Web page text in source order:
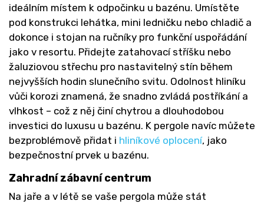
ideálním místem k odpočinku u bazénu. Umístěte
pod konstrukci lehátka, mini ledničku nebo chladič a
dokonce i stojan na ručníky pro funkční uspořádání
jako v resortu. Přidejte zatahovací stříšku nebo
žaluziovou střechu pro nastavitelný stín během
nejvyšších hodin slunečního svitu. Odolnost hliníku
vůči korozi znamená, že snadno zvládá postříkání a
vlhkost – což z něj činí chytrou a dlouhodobou
investici do luxusu u bazénu. K pergole navíc můžete
bezproblémově přidat i hliníkové oplocení, jako
bezpečnostní prvek u bazénu.
Zahradní zábavní centrum
Na jaře a v létě se vaše pergola může stát